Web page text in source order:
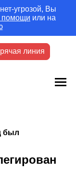
угрозой, Вы
или на
линия
был